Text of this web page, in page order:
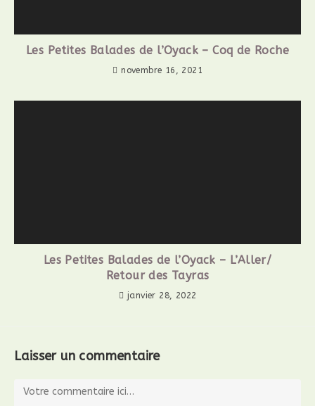
Les Petites Balades de l’Oyack – Coq de Roche
novembre 16, 2021
Les Petites Balades de l’Oyack – L’Aller/
Retour des Tayras
janvier 28, 2022
Laisser un commentaire